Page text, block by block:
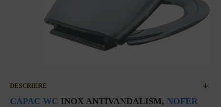
DESCRIERE
CAPAC WC INOX ANTIVANDALISM, NOFER